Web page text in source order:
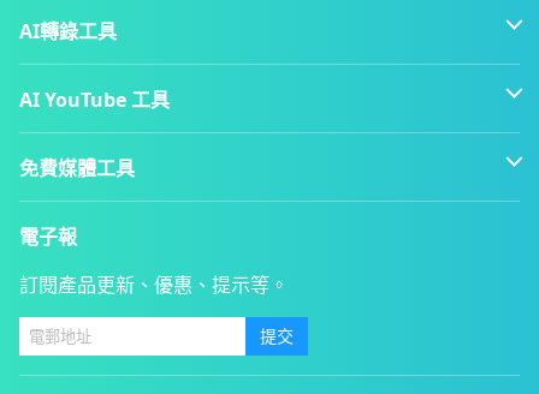
AI轉錄工具
AI YouTube 工具
免費媒體工具
電子報
訂閱產品更新、優惠、提示等。
提交